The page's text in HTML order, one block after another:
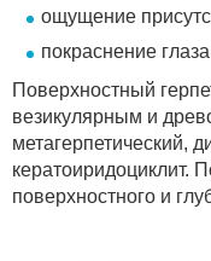
ощущение
покраснение
Поверхностный
везикулярным и
метагерпетический,
кератоиридоциклит.
поверхностного и